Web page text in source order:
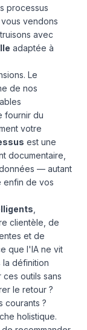
processus
vendons
avec
adaptée à
Le
de nos
fournir du
votre
est une
documentaire,
— autant
enfin de vos
clientèle, de
et de
que l'IA ne vit
la définition
outils sans
le retour ?
courants ?
holistique.